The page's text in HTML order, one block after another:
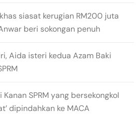
siasat kerugian RM200 juta
beri sokongan penuh
Aida isteri kedua Azam Baki
Kanan SPRM yang bersekongkol
dipindahkan ke MACA